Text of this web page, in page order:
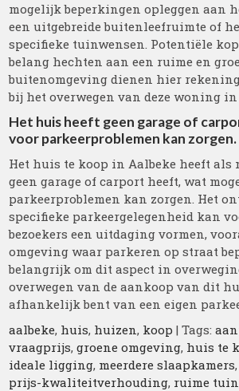
mogelijk beperkingen opleggen aan
een uitgebreide buitenleefruimte of
specifieke tuinwensen. Potentiële
belang hechten aan een ruime en
buitenomgeving dienen hier
bij het overwegen van deze woning in
Het huis heeft geen garage of
voor parkeerproblemen kan zorgen.
Het huis te koop in Aalbeke heeft als
geen garage of carport heeft, wat
parkeerproblemen kan zorgen. Het
specifieke parkeergelegenheid kan
bezoekers een uitdaging vormen,
omgeving waar parkeren op straat
belangrijk om dit aspect in
overwegen van de aankoop van dit
afhankelijk bent van een eigen
aalbeke, huis, huizen, koop | Tags:
vraagprijs,groene omgeving, huis te
ideale ligging, meerdere slaapkamers,
prijs-kwaliteitverhouding, ruime tuin